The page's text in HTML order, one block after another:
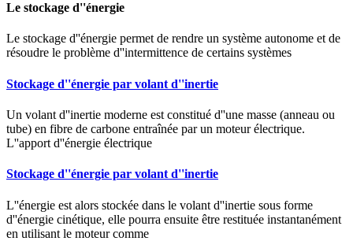
Le stockage d''énergie
Le stockage d''énergie permet de rendre un système autonome et de
résoudre le problème d''intermittence de certains systèmes
Stockage d''énergie par volant d''inertie
Un volant d''inertie moderne est constitué d''une masse (anneau ou
tube) en fibre de carbone entraînée par un moteur électrique.
L''apport d''énergie électrique
Stockage d''énergie par volant d''inertie
L''énergie est alors stockée dans le volant d''inertie sous forme
d''énergie cinétique, elle pourra ensuite être restituée instantanément
en utilisant le moteur comme